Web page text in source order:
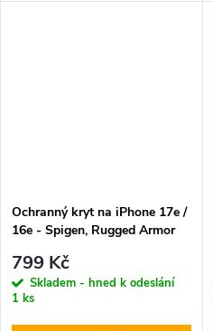
Ochranný kryt na iPhone 17e /
16e - Spigen, Rugged Armor
799 Kč
Skladem - hned k odeslání
1 ks